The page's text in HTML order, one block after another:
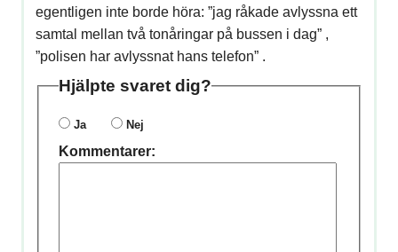
egentligen inte borde höra: ”jag råkade avlyssna ett
samtal mellan två tonåringar på bussen i dag” ,
”polisen har avlyssnat hans telefon” .
Hjälpte svaret dig?
Ja Nej
Kommentarer: